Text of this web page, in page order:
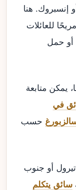
إنسبروك. هنا
للعائلات
أو حمل
يمكن متابعة
في
حسب
تيرول أو جنوب
سائق يتكلم